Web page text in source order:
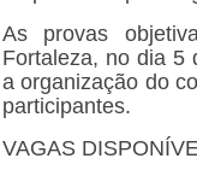
As provas
Fortaleza, no dia 5
a organização do
participantes.
VAGAS